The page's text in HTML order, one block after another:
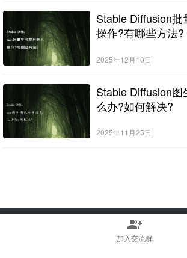
Stable Diffusion
操作?有哪些方法?
2025年12月10日
Stable Diffusion
么办?如何解决?
2025年11月25日
Copyright © 2022-2025 Stable Diffusion中文网 版权所有
group_add
加入交流群